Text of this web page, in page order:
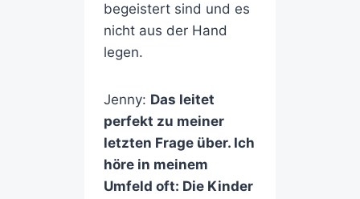
begeistert sind und es
nicht aus der Hand
legen.
Jenny: Das leitet
perfekt zu meiner
letzten Frage über. Ich
höre in meinem
Umfeld oft: Die Kinder